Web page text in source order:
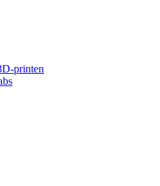
printen